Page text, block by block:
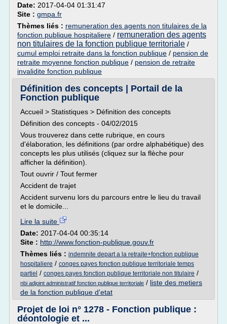
Date: 2017-04-04 01:31:47
Site : gmpa.fr
Thèmes liés : remuneration des agents non titulaires de la
fonction publique hospitaliere / remuneration des agents
non titulaires de la fonction publique territoriale /
cumul emploi retraite dans la fonction publique / pension de
retraite moyenne fonction publique / pension de retraite
invalidite fonction publique
Définition des concepts | Portail de la
Fonction publique
Accueil > Statistiques > Définition des concepts
Définition des concepts - 04/02/2015
Vous trouverez dans cette rubrique, en cours
d'élaboration, les définitions (par ordre alphabétique) des
concepts les plus utilisés (cliquez sur la flèche pour
afficher la définition).
Tout ouvrir / Tout fermer
Accident de trajet
Accident survenu lors du parcours entre le lieu du travail
et le domicile...
Lire la suite
Date: 2017-04-04 00:35:14
Site : http://www.fonction-publique.gouv.fr
Thèmes liés : indemnite depart a la retraite+fonction publique
hospitaliere / conges payes fonction publique territoriale temps
partiel / conges payes fonction publique territoriale non titulaire /
nbi adjoint administratif fonction publique territoriale / liste des metiers
de la fonction publique d'etat
Projet de loi n° 1278 - Fonction publique :
déontologie et ...